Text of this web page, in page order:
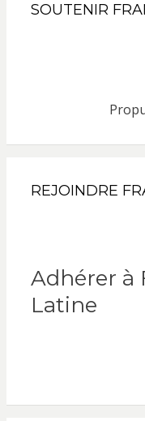
SOUTENIR
REJOINDRE
Adhérer à
Latine